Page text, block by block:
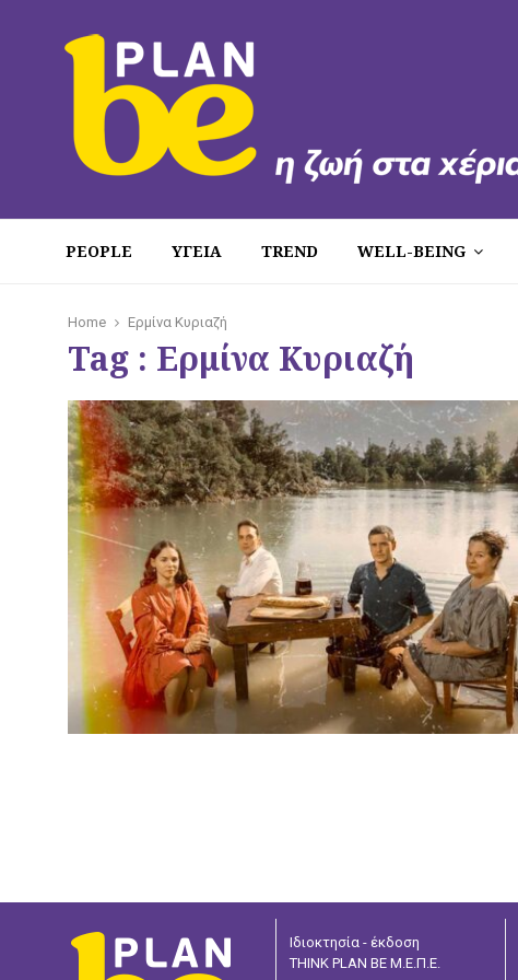
PEOPLE ΥΓΕΙΑ TREND WELL-BEING
Home Ερμίνα Κυριαζή
Tag : Ερμίνα Κυριαζή
Ιδιοκτησία - έκδοση
THINK PLAN BE Μ.Ε.Π.Ε.